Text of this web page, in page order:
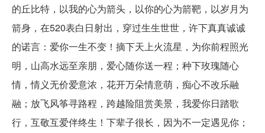
的丘比特，以我的心为箭头，以你的心为箭靶，以岁月为
箭身，在520表白日射出，穿过生生世世，许下真真诚诚
的诺言：爱你一生不变！摘下天上火流星，为你前程照光
明，山高水远至亲朋，爱心随你送一程；种下玫瑰随心
情，情义无价爱意浓，花开万朵情意萌，痴心不改乐融
融；放飞风筝寻路程，跨越险阻赏美景，我爱你日踏歌
行，互敬互爱伴终生！下辈子很长，因为不一定遇见你；